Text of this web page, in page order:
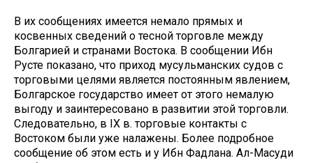
В их сообщениях имеется немало прямых и
косвенных сведений о тесной торговле между
Болгарией и странами Востока. В сообщении Ибн
Русте показано, что приход мусульманских судов с
торговыми целями является постоянным явлением,
Болгарское государство имеет от этого немалую
выгоду и заинтересовано в развитии этой торговли.
Следовательно, в IX в. торговые контакты с
Востоком были уже налажены. Более подробное
сообщение об этом есть и у Ибн Фадлана. Ал-Масуди